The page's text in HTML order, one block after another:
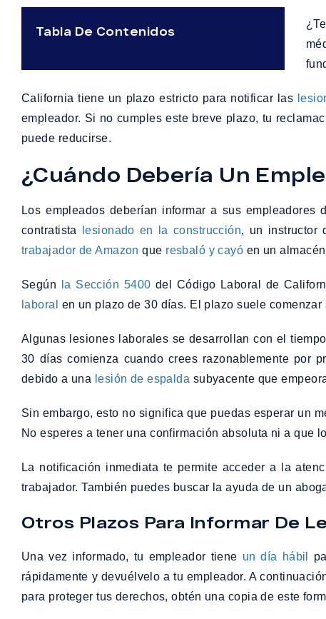
Tabla De Contenidos
California tiene un plazo estricto para notificar las
empleador. Si no cumples este breve plazo, tu
puede reducirse.
¿Cuándo Debería Un
Los empleados deberían informar a sus
contratista
lesionado en la construcción, un instructor
trabajador de Amazon que resbaló y cayó en un
Según la Sección 5400 del Código Laboral de
laboral
en un plazo de 30 días. El plazo suele
Algunas lesiones laborales se desarrollan con el
30 días comienza cuando crees razonablemente por
debido a una lesión de espalda subyacente que
Sin embargo, esto no significa que puedas esperar un
No esperes a tener una confirmación absoluta ni a que
La notificación inmediata te permite acceder a la
trabajador. También puedes buscar la ayuda de un
Otros Plazos Para Informar De
Una vez informado, tu empleador tiene un día hábil
rápidamente y devuélvelo a tu empleador. A
para proteger tus derechos, obtén una copia de este